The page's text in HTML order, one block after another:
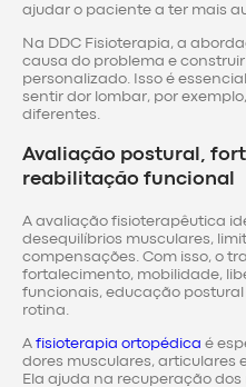
ajudar o paciente a ter mais
Na DDC Fisioterapia, a
causa do problema e
personalizado. Isso é
sentir dor lombar, por
diferentes.
Avaliação postural,
reabilitação funcional
A avaliação fisioterapêutica
desequilíbrios musculares,
compensações. Com isso, o
fortalecimento, mobilidade,
funcionais, educação
rotina.
A fisioterapia ortopédica é
dores musculares, articulares
Ela ajuda na recuperação